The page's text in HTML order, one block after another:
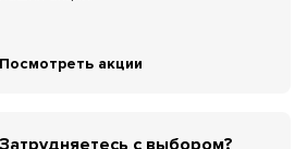
Посмотреть акции
Затрудняетесь с выбором?